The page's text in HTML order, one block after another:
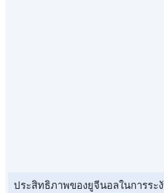
ประสิทธิภาพของยูจีนอลในการระ